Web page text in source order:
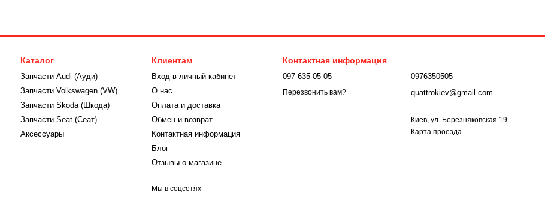
Каталог
Запчасти Audi (Ауди)
Запчасти Volkswagen (VW)
Запчасти Skoda (Шкода)
Запчасти Seat (Сеат)
Аксессуары
Клиентам
Вход в личный кабинет
О нас
Оплата и доставка
Обмен и возврат
Контактная информация
Блог
Отзывы о магазине
Мы в соцсетях
Контактная информация
097-635-05-05
Перезвонить вам?
0976350505
quattrokiev@gmail.com
Киев, ул. Березняковская 19
Карта проезда